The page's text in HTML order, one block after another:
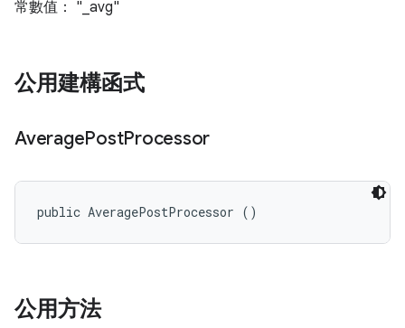
常數值： "_avg"
公用建構函式
AveragePostProcessor
public AveragePostProcessor ()
公用方法